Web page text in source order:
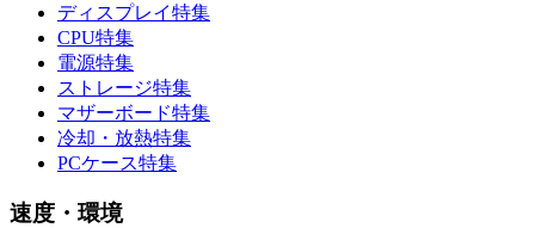
ディスプレイ特集
CPU特集
電源特集
ストレージ特集
マザーボード特集
冷却・放熱特集
PCケース特集
速度・環境